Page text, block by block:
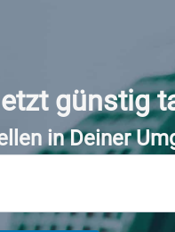
günstig
in Deiner